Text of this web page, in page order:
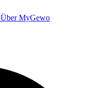
Über MyGewo